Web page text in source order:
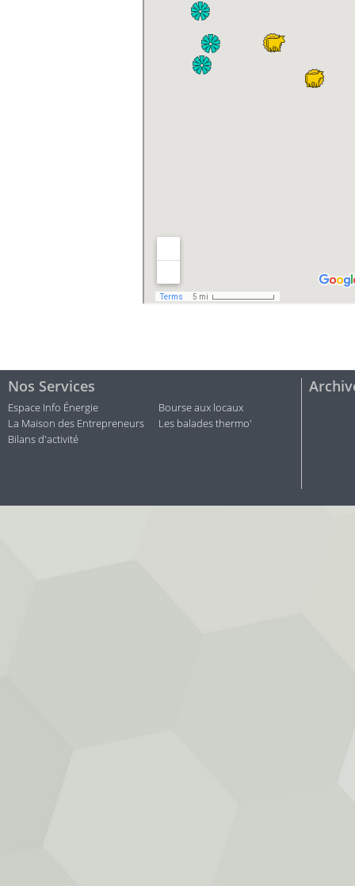
Nos Services
Espace Info Énergie
Bourse aux locaux
La Maison des Entrepreneurs
Les balades thermo'
Bilans d'activité